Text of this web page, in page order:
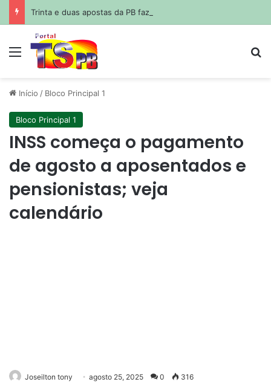
Menu
Início / Bloco Principal 1
Bloco Principal 1
INSS começa o pagamento
de agosto a aposentados e
pensionistas; veja
calendário
Joseilton tony agosto 25, 2025 0 316